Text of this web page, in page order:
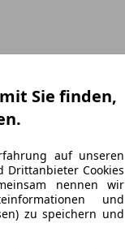
Sie finden,
auf unseren
Cookies
nennen wir
und
zu speichern und